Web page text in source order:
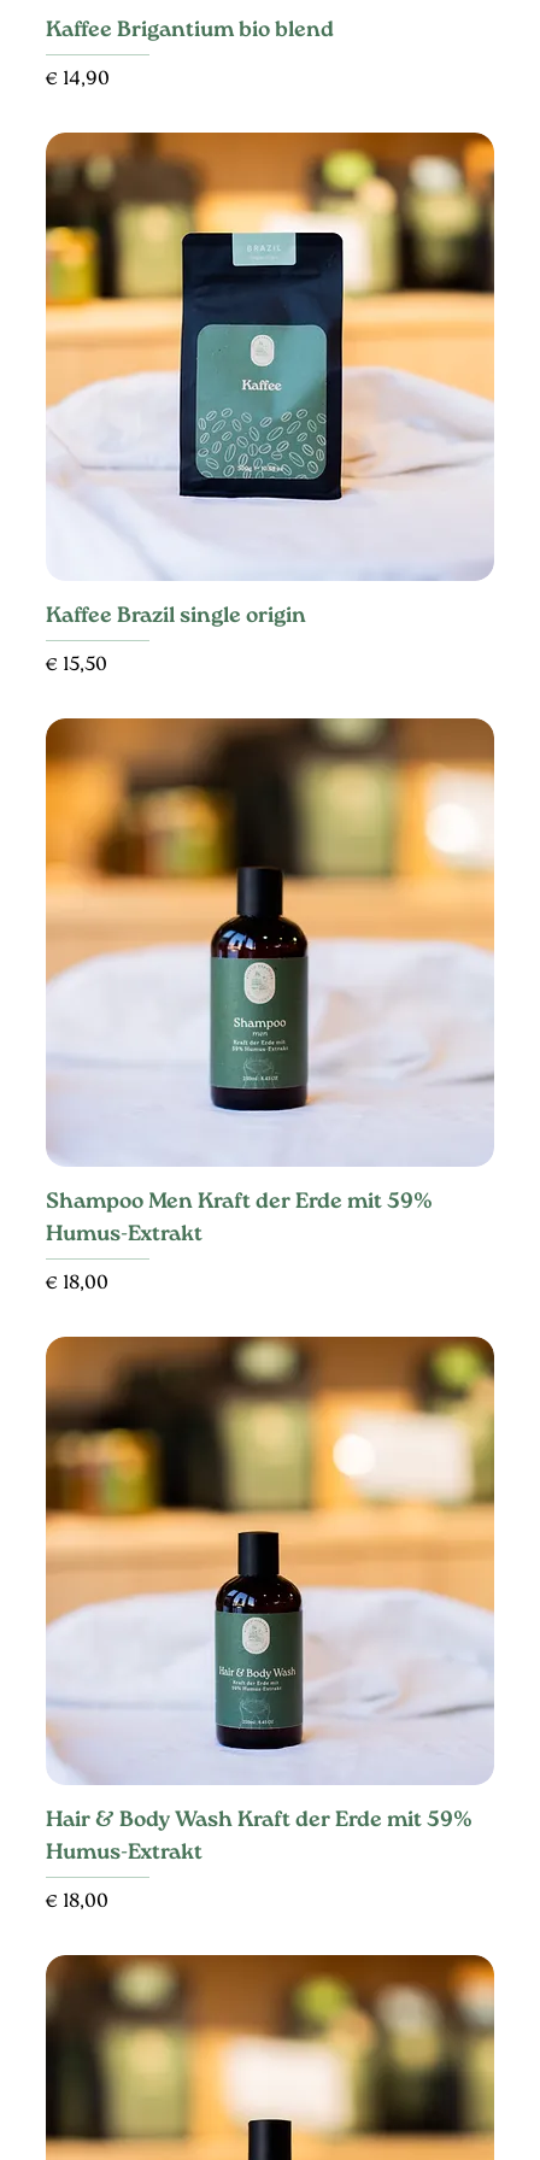
Kaffee Brigantium bio blend
Preis
€ 14,90
Kaffee Brazil single origin
Preis
€ 15,50
Shampoo Men Kraft der Erde mit 59%
Humus-Extrakt
Preis
€ 18,00
Hair & Body Wash Kraft der Erde mit 59%
Humus-Extrakt
Preis
€ 18,00